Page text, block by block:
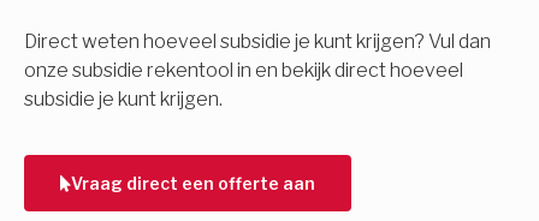
Direct weten hoeveel subsidie je kunt krijgen? Vul dan
onze subsidie rekentool in en bekijk direct hoeveel
subsidie je kunt krijgen.
Vraag direct een offerte aan